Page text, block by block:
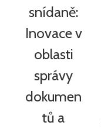
snídaně:
Inovace v
oblasti
správy
dokumen
tů a